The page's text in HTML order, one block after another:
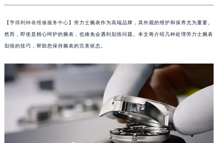
【亨得利钟表维修服务中心】劳力士腕表作为高端品牌，其外观的维护和保养尤为重要。
然而，即使是精心呵护的腕表，也难免会遇到划痕问题。本文将介绍几种处理劳力士腕表
划痕的技巧，帮助您保持腕表的完美状态。